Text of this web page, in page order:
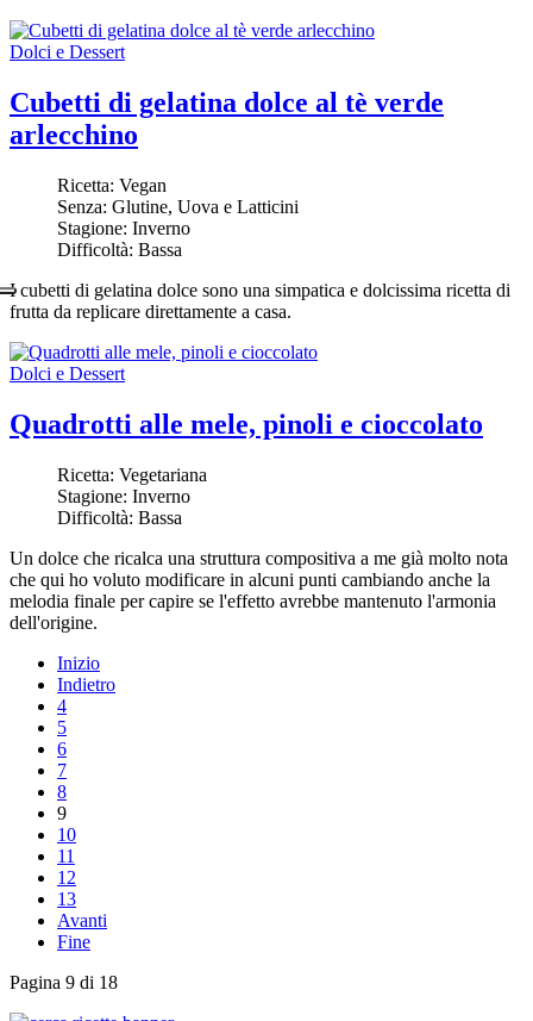
Dolci e Dessert
Cubetti di gelatina dolce al tè verde
arlecchino
Ricetta: Vegan
Senza: Glutine, Uova e Latticini
Stagione: Inverno
Difficoltà: Bassa
I cubetti di gelatina dolce sono una simpatica e dolcissima ricetta di
frutta da replicare direttamente a casa.
Dolci e Dessert
Quadrotti alle mele, pinoli e cioccolato
Ricetta: Vegetariana
Stagione: Inverno
Difficoltà: Bassa
Un dolce che ricalca una struttura compositiva a me già molto nota
che qui ho voluto modificare in alcuni punti cambiando anche la
melodia finale per capire se l'effetto avrebbe mantenuto l'armonia
dell'origine.
Inizio
Indietro
4
5
6
7
8
9
10
11
12
13
Avanti
Fine
Pagina 9 di 18